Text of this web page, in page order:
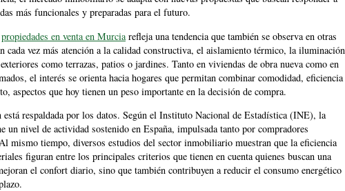
más funcionales y preparadas para el futuro.
propiedades en venta en Murcia refleja una tendencia que también se observa en otras
cada vez más atención a la calidad constructiva, el aislamiento térmico, la iluminación
como terrazas, patios o jardines. Tanto en viviendas de obra nueva como en
el interés se orienta hacia hogares que permitan combinar comodidad, eficiencia
aspectos que hoy tienen un peso importante en la decisión de compra.
respaldada por los datos. Según el Instituto Nacional de Estadística (INE), la
un nivel de actividad sostenido en España, impulsada tanto por compradores
mismo tiempo, diversos estudios del sector inmobiliario muestran que la eficiencia
figuran entre los principales criterios que tienen en cuenta quienes buscan una
el confort diario, sino que también contribuyen a reducir el consumo energético